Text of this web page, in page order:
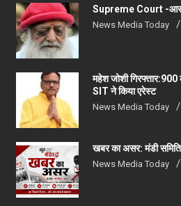
Supreme Court -
News Media Today
महेश जोशी गिरफ्तार:900
SIT ने किया एरेस्‍ट
News Media Today
खबर का असर: मंडी
News Media Today